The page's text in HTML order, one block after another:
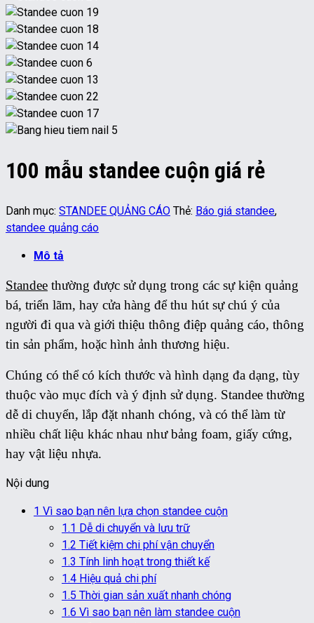
100 mẫu standee cuộn giá rẻ
Danh mục: STANDEE QUẢNG CÁO Thẻ: Báo giá standee,
standee quảng cáo
Mô tả
Standee thường được sử dụng trong các sự kiện quảng
bá, triển lãm, hay cửa hàng để thu hút sự chú ý của
người đi qua và giới thiệu thông điệp quảng cáo, thông
tin sản phẩm, hoặc hình ảnh thương hiệu.
Chúng có thể có kích thước và hình dạng đa dạng, tùy
thuộc vào mục đích và ý định sử dụng. Standee thường
dễ di chuyển, lắp đặt nhanh chóng, và có thể làm từ
nhiều chất liệu khác nhau như bảng foam, giấy cứng,
hay vật liệu nhựa.
Nội dung
1 Vì sao bạn nên lựa chọn standee cuộn
1.1 Dễ di chuyển và lưu trữ
1.2 Tiết kiệm chi phí vận chuyển
1.3 Tính linh hoạt trong thiết kế
1.4 Hiệu quả chi phí
1.5 Thời gian sản xuất nhanh chóng
1.6 Vì sao bạn nên làm standee cuộn